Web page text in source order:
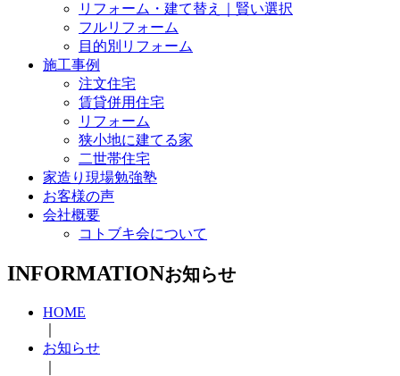
リフォーム・建て替え｜賢い選択
フルリフォーム
目的別リフォーム
施工事例
注文住宅
賃貸併用住宅
リフォーム
狭小地に建てる家
二世帯住宅
家造り現場勉強塾
お客様の声
会社概要
コトブキ会について
INFORMATIONお知らせ
HOME
お知らせ